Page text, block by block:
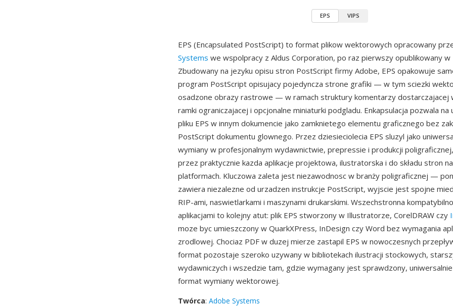
EPS VIPS
EPS (Encapsulated PostScript) to format plikow wektorowych opracowany
Systems we wspolpracy z Aldus Corporation, po raz pierwszy opublikowany w
Zbudowany na jezyku opisu stron PostScript firmy Adobe, EPS opakowuje
program PostScript opisujacy pojedyncza strone grafiki — w tym sciezki
osadzone obrazy rastrowe — w ramach struktury komentarzy dostarczajacej
ramki ograniczajacej i opcjonalne miniaturki podgladu. Enkapsulacja pozwala na
pliku EPS w innym dokumencie jako zamknietego elementu graficznego bez
PostScript dokumentu glownego. Przez dziesieciolecia EPS sluzyl jako
wymiany w profesjonalnym wydawnictwie, prepressie i produkcji
przez praktycznie kazda aplikacje projektowa, ilustratorska i do składu stron
platformach. Kluczowa zaleta jest niezawodnosc w branży poligraficznej —
zawiera niezalezne od urzadzen instrukcje PostScript, wyjscie jest spojne
RIP-ami, naswietlarkami i maszynami drukarskimi. Wszechstronna
aplikacjami to kolejny atut: plik EPS stworzony w Illustratorze, CorelDRAW czy
moze byc umieszczony w QuarkXPress, InDesign czy Word bez wymagania
zrodlowej. Chociaz PDF w duzej mierze zastapil EPS w nowoczesnych
format pozostaje szeroko uzywany w bibliotekach ilustracji stockowych,
wydawniczych i wszedzie tam, gdzie wymagany jest sprawdzony,
format wymiany wektorowej.
Twórca: Adobe Systems